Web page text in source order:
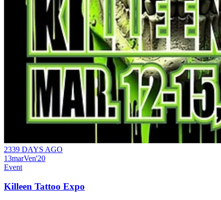
2339 DAYS AGO
13marVen'20
Event
Killeen Tattoo Expo